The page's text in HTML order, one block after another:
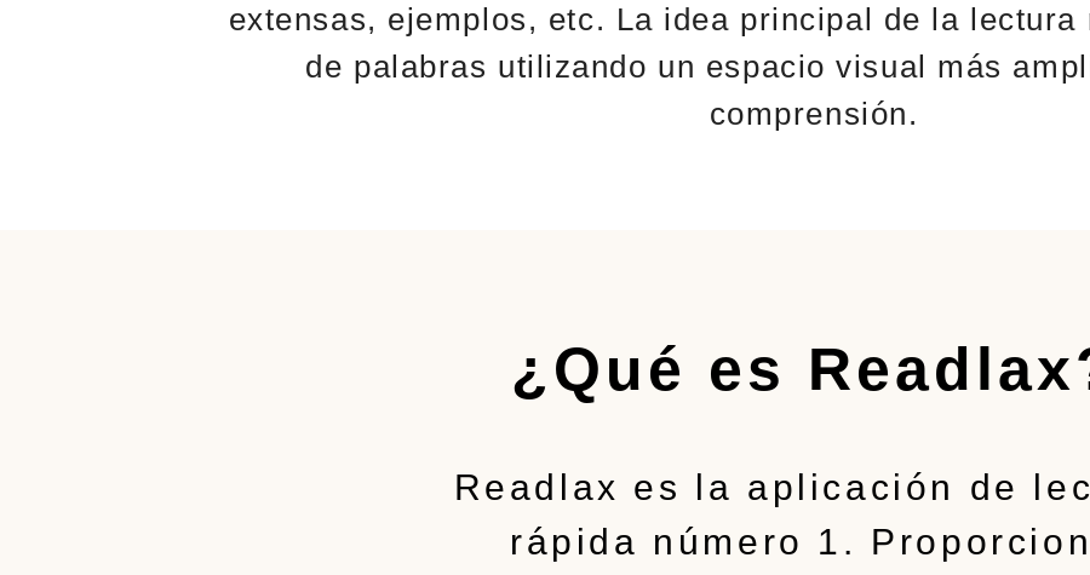
extensas, ejemplos, etc. La idea principal de la
de palabras utilizando un espacio visual más
comprensión.
¿Qué es
Readlax es la aplicación de
rápida número 1.